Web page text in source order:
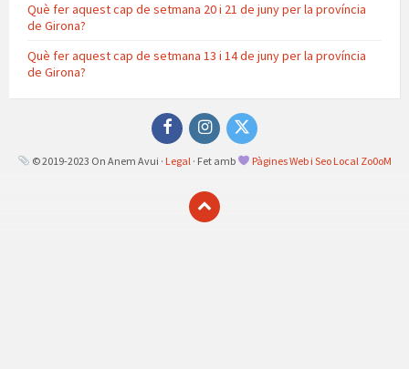
Què fer aquest cap de setmana 20 i 21 de juny per la província
de Girona?
Què fer aquest cap de setmana 13 i 14 de juny per la província
de Girona?
FacebookInstagramTwitter
© 2019-2023 On Anem Avui · Legal · Fet amb Pàgines Web i Seo Local Zo0oM